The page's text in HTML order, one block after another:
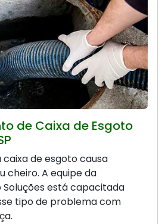
de Caixa de Esgoto
de esgoto causa
cheiro. A equipe da
Soluções está capacitada
tipo de problema com